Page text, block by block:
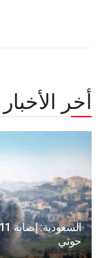
أخر الأخبار
حوثي